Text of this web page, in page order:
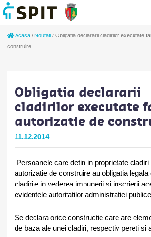
Acasa / Noutati / Obligatia declararii cladirilor executate
construire
Obligatia declararii
cladirilor executate
autorizatie de
11.12.2014
Persoanele care detin in proprietate
autorizatie de construire au obligatia legala
cladirile in vederea impunerii si inscrierii
evidentele autoritatilor administratiei
Se declara orice constructie care are
de baza ale unei cladiri, respectiv pereti si